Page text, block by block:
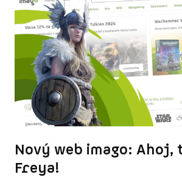
Nový web imago: Ahoj,
Freya!